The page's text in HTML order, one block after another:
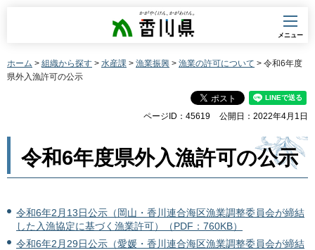
香川県
メニュー
ホーム > 組織から探す > 水産課 > 漁業振興 > 漁業の許可について > 令和6年度
県外入漁許可の公示
ページID：45619 公開日：2022年4月1日
令和6年度県外入漁許可の公示
令和6年2月13日公示（岡山・香川連合海区漁業調整委員会が締結
した入漁協定に基づく漁業許可）（PDF：760KB）
令和6年2月29日公示（愛媛・香川連合海区漁業調整委員会が締結